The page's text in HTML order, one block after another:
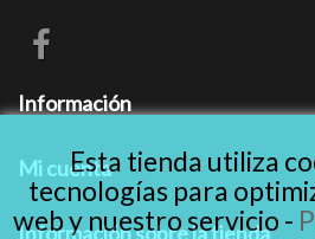
Información
Mi cuenta
Información sobre la tienda
Esta tienda utiliza
tecnologías para
web y nuestro servicio -